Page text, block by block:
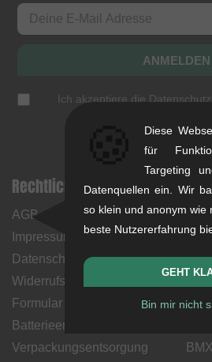
ANMELDEN
Ich akzeptiere die
Rechtliche Hinweise
AGB
Impressum
Datenschutz
Widerrufsbelehrung &
Formular
Batterieentsorgung
Verpackungsentsorgung
Diese
für
Targeting
Datenquellen ein. Wir
so klein und anonym wie
beste Nutzererfahrung
GEHT
Bin mir nicht